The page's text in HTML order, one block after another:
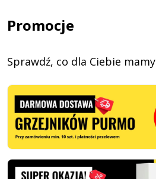
Promocje
Sprawdź, co dla Ciebie mamy